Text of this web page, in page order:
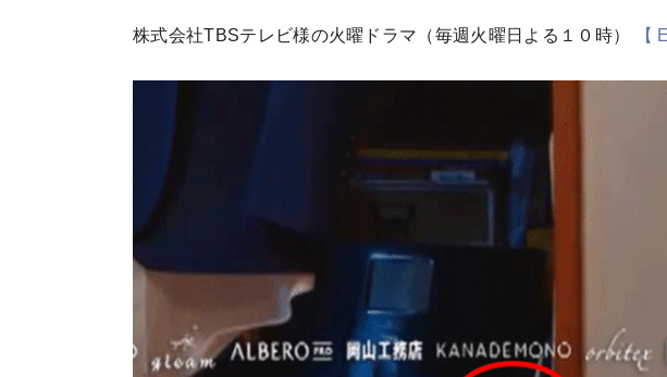
株式会社TBSテレビ様の火曜ドラマ（毎週火曜日よる１０時） 【